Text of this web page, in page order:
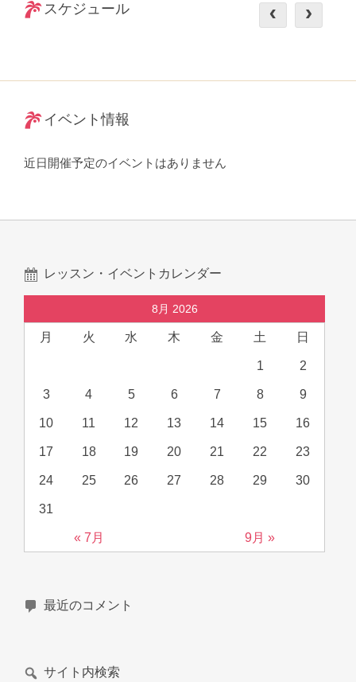
スケジュール
イベント情報
近日開催予定のイベントはありません
レッスン・イベントカレンダー
8月 2026
月 火 水 木 金 土 日
« 7月 9月 »
1 2
3 4 5 6 7 8 9
10 11 12 13 14 15 16
17 18 19 20 21 22 23
24 25 26 27 28 29 30
31
最近のコメント
サイト内検索